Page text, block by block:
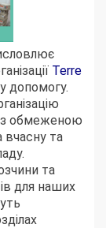
Terre
допомогу.
з обмеженою
та
та
для наших